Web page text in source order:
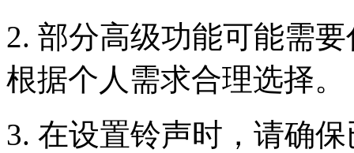
2. 部分高级功能可能需
根据个人需求合理选择。
3. 在设置铃声时，请确